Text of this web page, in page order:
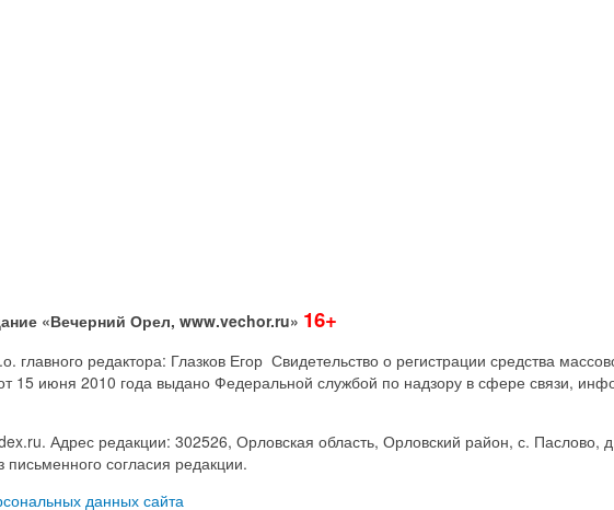
«Вечерний Орел, www.vechor.ru» 16+
главного редактора: Глазков Егор Свидетельство о регистрации средства
июня 2010 года выдано Федеральной службой по надзору в сфере связи,
Адрес редакции: 302526, Орловская область, Орловский район, с.
согласия редакции.
данных сайта